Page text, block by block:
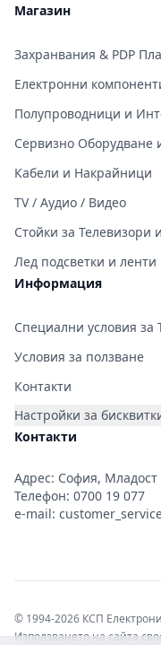
Магазин
Захранвания & PDP
Електронни
Полупроводници и
Сервизно Оборудване
Кабели и Накрайници
TV / Аудио / Видео
Стойки за Телевизори
Лед подсветки и ленти
Информация
Специални условия за
Условия за ползване
Контакти
Настройки за
Контакти
Адрес: София, Младост
Телефон: 0700 19 077
e-mail:
© 1994-2026 КСП
Използването на сайта